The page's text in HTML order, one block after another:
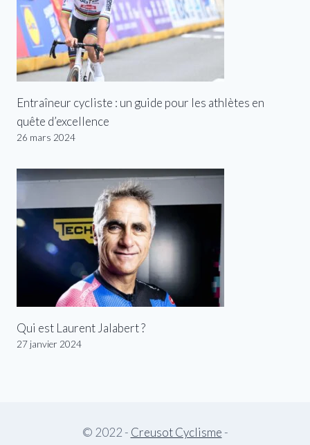
Entraîneur cycliste : un guide pour les athlètes en
quête d’excellence
26 mars 2024
Qui est Laurent Jalabert ?
27 janvier 2024
© 2022 - Creusot Cyclisme -